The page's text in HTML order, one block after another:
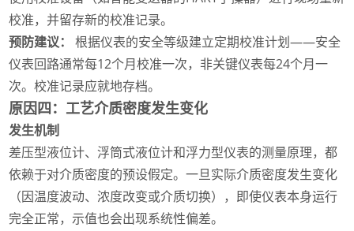
校准，并留存新的校准记录。
预防建议：
根据仪表的安全等级建立定期校准计划——安全
仪表回路通常每12个月校准一次，非关键仪表每24个月一
次。校准记录应就地存档。
原因四：工艺介质密度发生变化
发生机制
差压型液位计、浮筒式液位计和浮力型仪表的测量原理，都
依赖于对介质密度的预设假定。一旦实际介质密度发生变化
（因温度波动、浓度改变或介质切换），即使仪表本身运行
完全正常，示值也会出现系统性偏差。